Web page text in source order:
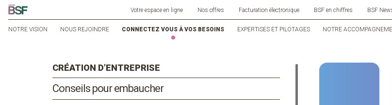
Votre espace en ligne Nos offres Facturation électronique BSF en chiffres BSF
NOTRE VISION NOUS REJOINDRE CONNECTEZ VOUS À VOS BESOINS EXPERTISES ET PILOTAGES NOTRE
CRÉATION D’ENTREPRISE
Conseils pour embaucher